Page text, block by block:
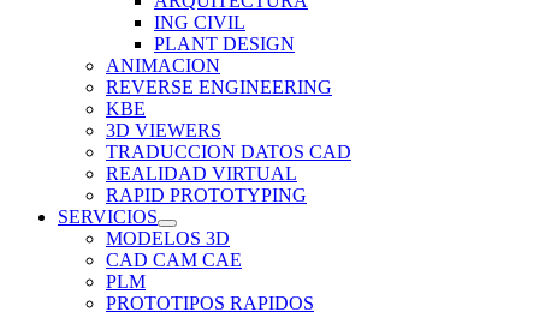
ING CIVIL
PLANT DESIGN
ANIMACION
REVERSE ENGINEERING
KBE
3D VIEWERS
TRADUCCION DATOS CAD
REALIDAD VIRTUAL
RAPID PROTOTYPING
SERVICIOS
MODELOS 3D
CAD CAM CAE
PLM
PROTOTIPOS RAPIDOS